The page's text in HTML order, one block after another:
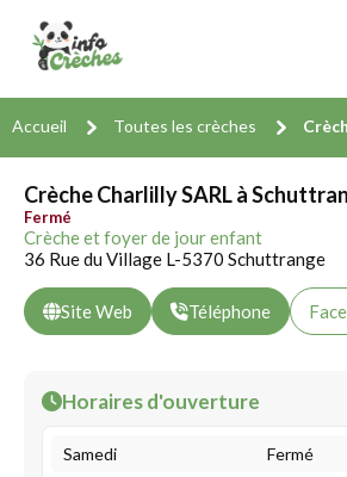
Accueil Toutes les crèches
Crèche Charlilly SARL à
Fermé
Crèche et foyer de jour enfant
36 Rue du Village L-5370 Schuttrange
Site Web Téléphone
Horaires d'ouverture
Samedi
Fermé